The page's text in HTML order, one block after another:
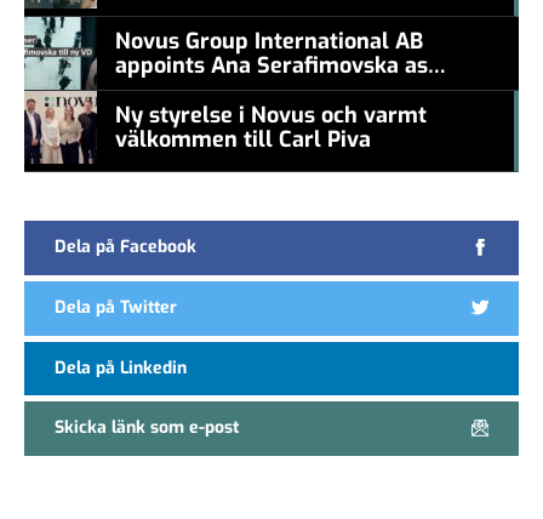
Novus Group International AB
appoints Ana Serafimovska as
new CEO
Ny styrelse i Novus och varmt
välkommen till Carl Piva
Dela på Facebook
Dela på Twitter
Dela på Linkedin
Skicka länk som e-post